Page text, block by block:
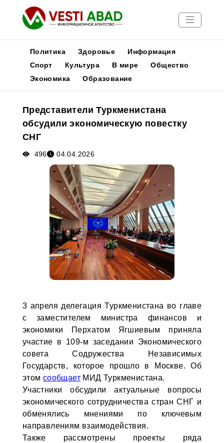
Новости
Медиа
Афиша
Политика Здоровье
Информация
Спорт
Культура В мире
Общество
Экономика
Образование
Представители Туркменистана
обсудили экономическую повестку
СНГ
496 04.04.2026
3 апреля делегация Туркменистана во главе
с заместителем министра финансов и
экономики Перхатом Ягшиевым приняла
участие в 109-м заседании Экономического
совета Содружества Независимых
Государств, которое прошло в Москве. Об
этом сообщает МИД Туркменистана.
Участники обсудили актуальные вопросы
экономического сотрудничества стран СНГ и
обменялись мнениями по ключевым
направлениям взаимодействия.
Также рассмотрены проекты ряда